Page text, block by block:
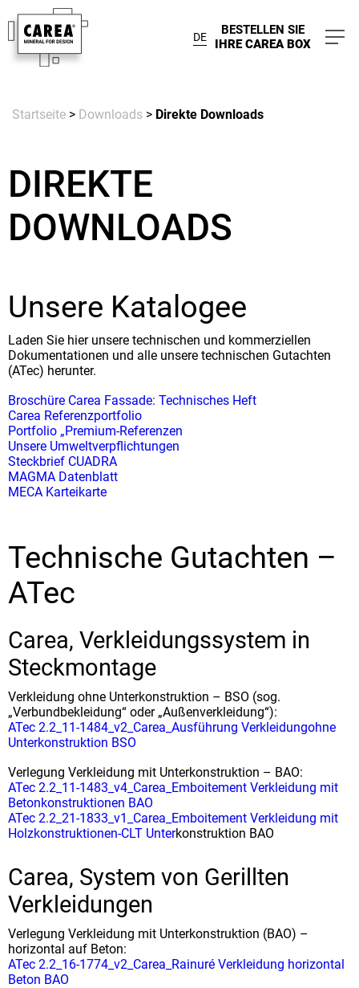
DE
BESTELLEN SIE
IHRE CAREA BOX
Startseite > Downloads > Direkte Downloads
DIREKTE
DOWNLOADS
Unsere Katalogee
Laden Sie hier unsere technischen und kommerziellen
Dokumentationen und alle unsere technischen Gutachten
(ATec) herunter.
Broschüre Carea Fassade: Technisches Heft
Carea Referenzportfolio
Portfolio „Premium-Referenzen
Unsere Umweltverpflichtungen
Steckbrief CUADRA
MAGMA Datenblatt
MECA Karteikarte
Technische Gutachten –
ATec
Carea, Verkleidungssystem in
Steckmontage
Verkleidung ohne Unterkonstruktion – BSO (sog.
„Verbundbekleidung“ oder „Außenverkleidung“):
ATec 2.2_11-1484_v2_Carea_Ausführung Verkleidungohne
Unterkonstruktion BSO
Verlegung Verkleidung mit Unterkonstruktion – BAO:
ATec 2.2_11-1483_v4_Carea_Emboitement Verkleidung mit
Betonkonstruktionen BAO
ATec 2.2_21-1833_v1_Carea_Emboitement Verkleidung mit
Holzkonstruktionen-CLT Unterkonstruktion BAO
Carea, System von Gerillten
Verkleidungen
Verlegung Verkleidung mit Unterkonstruktion (BAO) –
horizontal auf Beton:
ATec 2.2_16-1774_v2_Carea_Rainuré Verkleidung horizontal
Beton BAO